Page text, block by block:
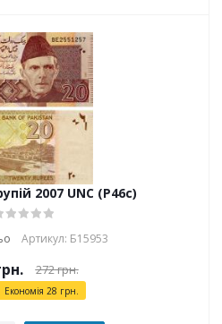
2007 UNC (P46c)
Артикул: Б15953
272грн.
Економія 28 грн.